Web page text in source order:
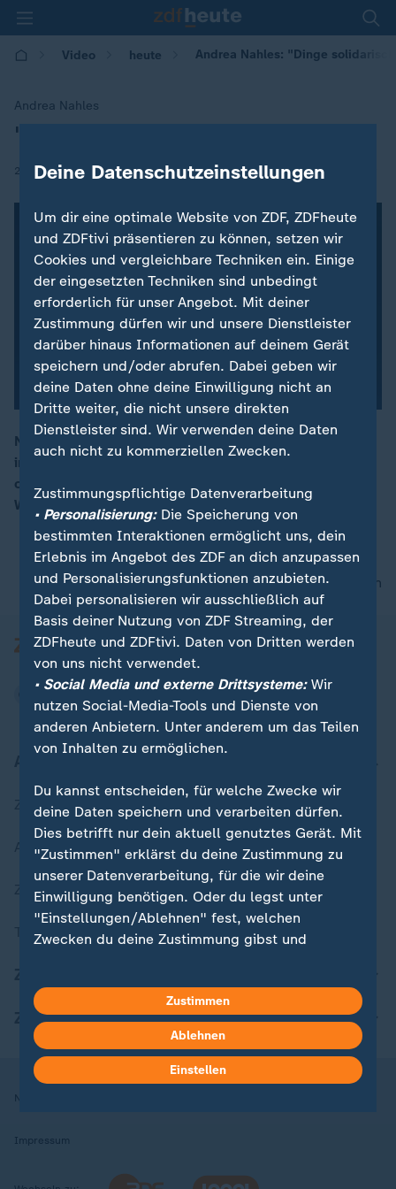
Video heute Andrea Nahles: "Dinge
Andrea Nahles
:"Dinge solidarisch organisieren"
22.04.2018 | 13:46
Nahles zählt auf, was es heißt, Solidarität im Land und
international umzusetzen. Dinge solidarisch zu
organisieren bedeutet zum Beispiel, dass alle am
Wohlstandsgewinn teilhaben.
nach oben
Zuletzt veröffentlicht
Aktuelle Sendungs-Videos
ZDFheute Stories
Themen im Überblick
ZDFheute Apps
Nutzungsbedingungen
Impressum
Deine Datenschutzeinstellungen
Um dir eine optimale Website von ZDF, ZDFheute
und ZDFtivi präsentieren zu können, setzen wir
Cookies und vergleichbare Techniken ein. Einige
der eingesetzten Techniken sind unbedingt
erforderlich für unser Angebot. Mit deiner
Zustimmung dürfen wir und unsere Dienstleister
darüber hinaus Informationen auf deinem Gerät
speichern und/oder abrufen. Dabei geben wir
deine Daten ohne deine Einwilligung nicht an
Dritte weiter, die nicht unsere direkten
Dienstleister sind. Wir verwenden deine Daten
auch nicht zu kommerziellen Zwecken.
Zustimmungspflichtige Datenverarbeitung
• Personalisierung:Die Speicherung von
bestimmten Interaktionen ermöglicht uns, dein
Erlebnis im Angebot des ZDF an dich anzupassen
und Personalisierungsfunktionen anzubieten.
Dabei personalisieren wir ausschließlich auf
Basis deiner Nutzung von ZDF Streaming, der
ZDFheute und ZDFtivi. Daten von Dritten werden
von uns nicht verwendet.
• Social Media und externe Drittsysteme:Wir
nutzen Social-Media-Tools und Dienste von
anderen Anbietern. Unter anderem um das Teilen
von Inhalten zu ermöglichen.
Du kannst entscheiden, für welche Zwecke wir
deine Daten speichern und verarbeiten dürfen.
Dies betrifft nur dein aktuell genutztes Gerät. Mit
"Zustimmen" erklärst du deine Zustimmung zu
unserer Datenverarbeitung, für die wir deine
Einwilligung benötigen. Oder du legst unter
"Einstellungen/Ablehnen" fest, welchen
Zwecken du deine Zustimmung gibst und
in deinen Einstellungen widerrufen oder ändern.
Hier findest du das Impressum.
Weitere Informationen findest du in unserer
Datenschutzerklärung.
Zustimmen
Ablehnen
Einstellen